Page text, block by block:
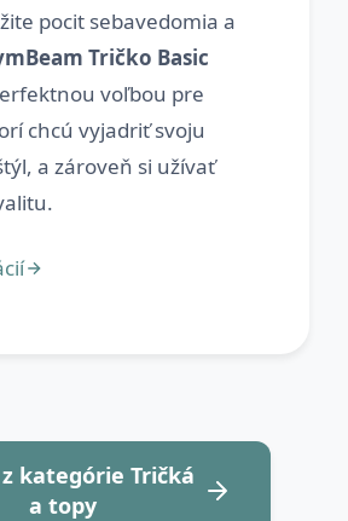
pocit sebavedomia a
Tričko Basic
voľbou pre
chcú vyjadriť svoju
a zároveň si užívať
kategórie Tričká
a topy